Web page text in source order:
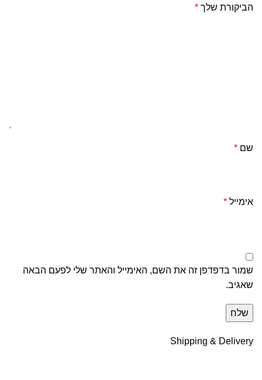
הביקורת שלך *
שם *
אימייל *
שמור בדפדפן זה את השם, האימייל והאתר שלי לפעם הבאה
שאגיב.
Shipping & Delivery